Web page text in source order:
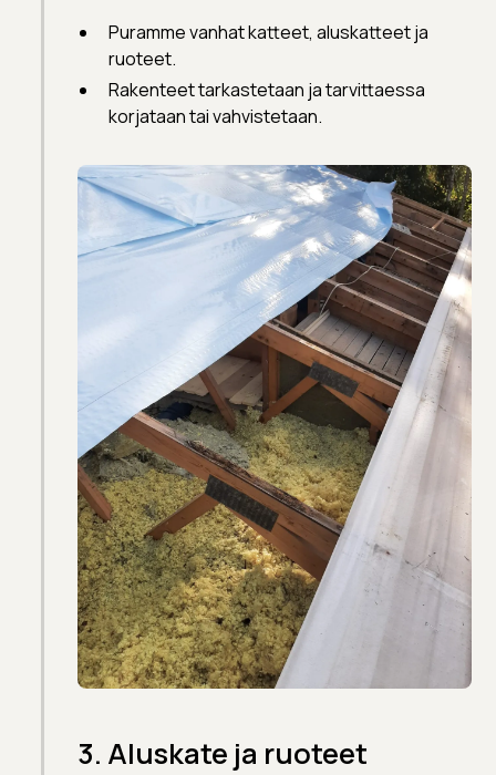
Puramme vanhat katteet, aluskatteet ja
ruoteet.
Rakenteet tarkastetaan ja tarvittaessa
korjataan tai vahvistetaan.
3. Aluskate ja ruoteet